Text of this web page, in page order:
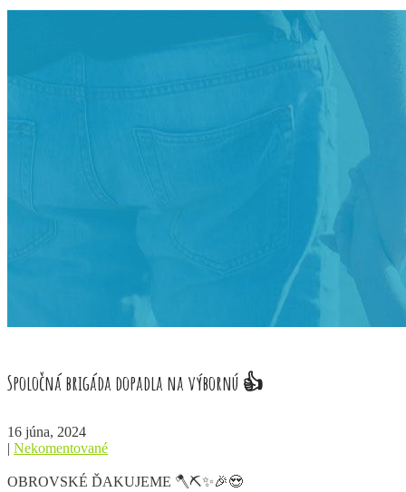
Spoločná brigáda dopadla na výbornú 👍
16 júna, 2024
| Nekomentované
OBROVSKÉ ĎAKUJEME 🪓⛏️✨🎉😍